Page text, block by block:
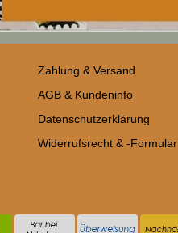
Zahlung & Versand
AGB & Kundeninfo
Datenschutzerklärung
Widerrufsrecht & -Formular